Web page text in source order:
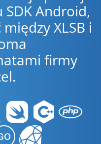
Android,
XLSB i
firmy